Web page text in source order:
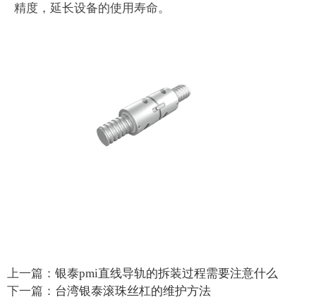
精度，延长设备的使用寿命。
上一篇： 银泰pmi直线导轨的拆装过程需要注意什么
下一篇： 台湾银泰滚珠丝杠的维护方法